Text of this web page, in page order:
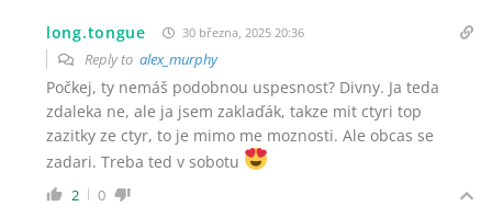
long.tongue 30 března, 2025 20:36
Reply to alex_murphy
Počkej, ty nemáš podobnou uspesnost? Divny. Ja teda
zdaleka ne, ale ja jsem zaklaďák, takze mit ctyri top
zazitky ze ctyr, to je mimo me moznosti. Ale obcas se
zadari. Treba ted v sobotu
2 0